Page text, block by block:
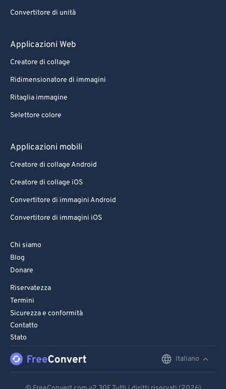
Convertitore di unità
Applicazioni Web
Creatore di collage
Ridimensionatore di immagini
Ritaglia immagine
Selettore colore
Applicazioni mobili
Creatore di collage Android
Creatore di collage iOS
Convertitore di immagini Android
Convertitore di immagini iOS
Chi siamo
Blog
Donare
Riservatezza
Termini
Sicurezza e conformità
Contatto
Stato
Italiano